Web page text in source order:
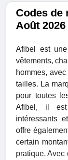
Codes de
Août 2026
Afibel est
vêtements,
hommes,
tailles. La
pour toutes
Afibel, il est
intéressants
offre
certain
pratique. Avec